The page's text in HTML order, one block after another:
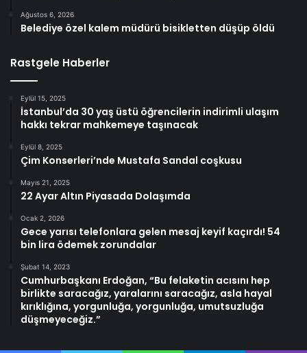
Ağustos 6, 2026
Belediye özel kalem müdürü bisikletten düşüp öldü
Rastgele Haberler
Eylül 15, 2025
İstanbul’da 30 yaş üstü öğrencilerin indirimli ulaşım
hakkı tekrar mahkemeye taşınacak
Eylül 8, 2025
Çim Konserleri’nde Mustafa Sandal coşkusu
Mayıs 21, 2025
22 Ayar Altın Piyasada Dolaşımda
Ocak 2, 2026
Gece yarısı telefonlara gelen mesaj keyif kaçırdı! 54
bin lira ödemek zorundalar
Şubat 14, 2023
Cumhurbaşkanı Erdoğan, “Bu felaketin acısını hep
birlikte saracağız, yaralarını saracağız, asla hayal
kırıklığına, yorgunluğa, yorgunluğa, umutsuzluğa
düşmeyeceğiz.”